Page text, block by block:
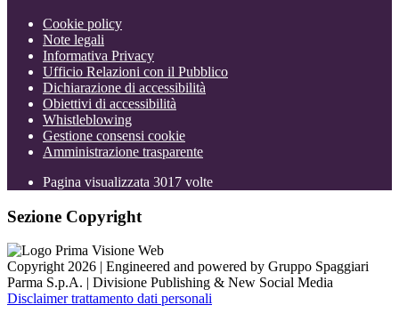
Cookie policy
Note legali
Informativa Privacy
Ufficio Relazioni con il Pubblico
Dichiarazione di accessibilità
Obiettivi di accessibilità
Whistleblowing
Gestione consensi cookie
Amministrazione trasparente
Pagina visualizzata 3017 volte
Sezione Copyright
Copyright 2026 | Engineered and powered by Gruppo Spaggiari
Parma S.p.A. | Divisione Publishing & New Social Media
Disclaimer trattamento dati personali